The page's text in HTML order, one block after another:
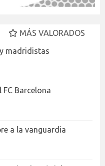
MÁS VALORADOS
madridistas
Barcelona
a la vanguardia